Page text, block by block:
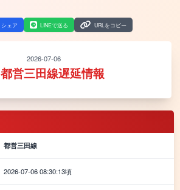
シェア LINEで送る URLをコピー
2026-07-06
都営三田線遅延情報
都営三田線
2026-07-06 08:30:13頃